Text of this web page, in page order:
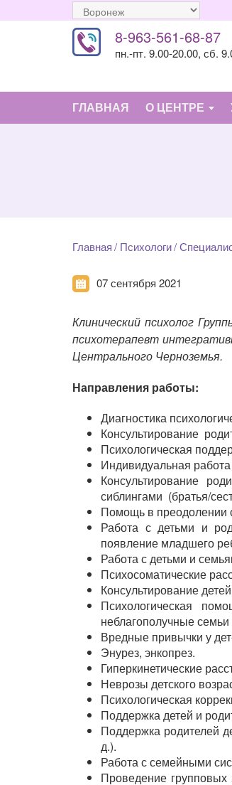
8-963-561-68-87
пн.-пт. 9.00-20.00, сб.
ГЛАВНАЯ О ЦЕНТРЕ
Главная Психологи
07 сентября 2021
Клинический психолог
психотерапевт
Центрального Черноземья.
Направления работы:
Диагностика
Консультирование
Психологическая
Индивидуальная
Консультирование
сиблингами (братья/
Помощь в преодолении
Работа с детьми и
появление младшего
Работа с детьми и
Психосоматические
Консультирование
Психологическая
неблагополучные семьи
Вредные привычки у
Энурез, энкопрез.
Гиперкинетические
Неврозы детского
Психологическая
Поддержка детей и
Поддержка родителей
д.).
Работа с семейными
Проведение групповых